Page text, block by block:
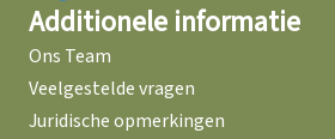
Additionele informatie
Ons Team
Veelgestelde vragen
Juridische opmerkingen